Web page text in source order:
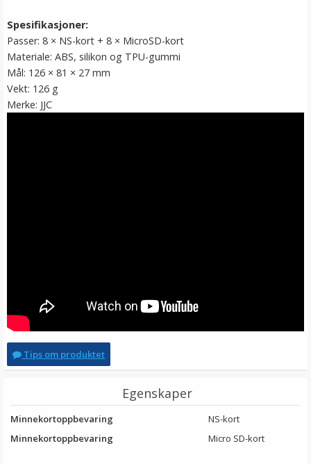
Spesifikasjoner:
Passer: 8 × NS-kort + 8 × MicroSD-kort
Materiale: ABS, silikon og TPU-gummi
Mål: 126 × 81 × 27 mm
Vekt: 126 g
Merke: JJC
Tips om produktet
Egenskaper
Minnekortoppbevaring
NS-kort
Minnekortoppbevaring
Micro SD-kort